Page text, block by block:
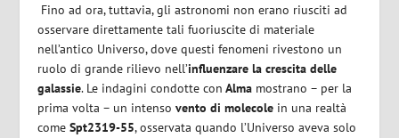
Fino ad ora, tuttavia, gli astronomi non erano riusciti ad
osservare direttamente tali fuoriuscite di materiale
nell’antico Universo, dove questi fenomeni rivestono un
ruolo di grande rilievo nell’influenzare la crescita delle
galassie. Le indagini condotte con Alma mostrano – per la
prima volta – un intensovento di molecole in una realtà
comeSpt2319-55, osservata quando l’Universo aveva solo